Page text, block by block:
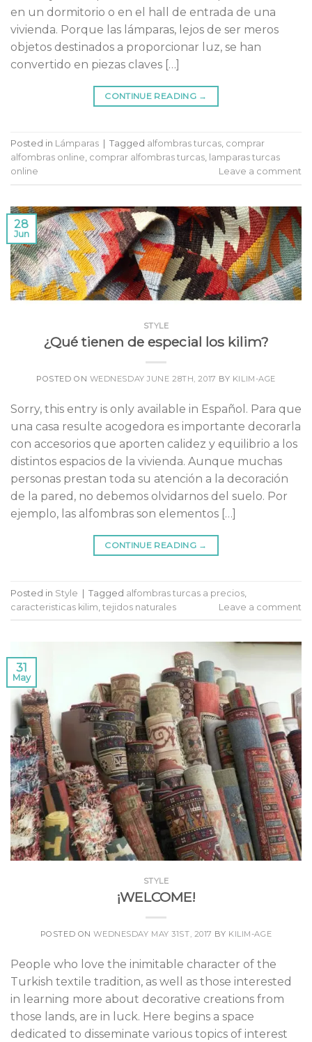
en un dormitorio o en el hall de entrada de una
vivienda. Porque las lámparas, lejos de ser meros
objetos destinados a proporcionar luz, se han
convertido en piezas claves […]
CONTINUE READING →
Posted in Lámparas Tagged alfombras turcas, comprar
alfombras online, comprar alfombras turcas, lamparas turcas
online
Leave a comment
28
Jun
STYLE
¿Qué tienen de especial los kilim?
POSTED ON WEDNESDAY JUNE 28TH, 2017 BY KILIM-AGE
Sorry, this entry is only available in Español. Para que
una casa resulte acogedora es importante decorarla
con accesorios que aporten calidez y equilibrio a los
distintos espacios de la vivienda. Aunque muchas
personas prestan toda su atención a la decoración
de la pared, no debemos olvidarnos del suelo. Por
ejemplo, las alfombras son elementos […]
CONTINUE READING →
Posted in Style | Tagged alfombras turcas a precios
caracteristicas kilim tejidos naturales Leave a comment
31
May
STYLE
¡WELCOME!
POSTED ONWEDNESDAY MAY 31ST, 2017 BY KILIM-AGE
People who love the inimitable character of the
Turkish textile tradition, as well as those interested
in learning more about decorative creations from
those lands, are in luck. Here begins a space
dedicated to disseminate various topics of interest